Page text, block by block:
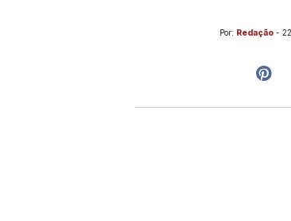
Por: Redação -